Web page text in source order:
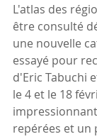
L'atlas des
être consulté
une nouvelle
essayé pour
d'Eric Tabuchi
le 4 et le 18
repérées et un